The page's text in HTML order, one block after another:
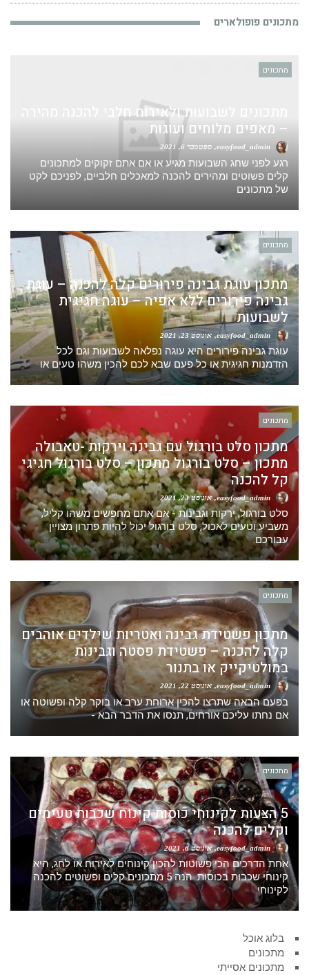
מתכונים פופולארים
מתכונים
מתכונים לשבועות ולאירוח חלבי להכנה מהירה
– מאפים מלוחים ועוגות
ספטמבר 6, 2021
רגע לפני שחג השבועות מגיע או אם אתם זקוקים למתכונים
קלים פשוטים ומהירים להכנה למאכלים חלביים, לפניכם לקט
של מתכונים
מתכונים
מתכון עוגת גבינה פירורים קלה להכנה – עוגת
גבינה פירורים ללא אפיה – עוגה חגיגית
לשבועות
אוגוסט 23, 2021
עוגת גבינה פירורים היא עוגה נפלאה לשבועות וגם לכל
הזדמנות חגיגית או כל פעם שבא לכם להכין משהו טעים או
מתכונים
מתכון סלט בורגול עם גבינה וירקות -טאבולה
מתכון – סלט בורגול מתכון – סלט בורגול חגיגי
קל להכנה
אוגוסט 23, 2021
סלט בורגול, ירקות וגבינות - אם אתם מחפשים משהו קליל,
משביע וטעים לאכול, סלט בורגול יכול להיות פתרון מצויין
עבורכם.
מתכונים
מתכון פשטידת גבינה ואטריות שילדים אוהבים
קלה להכנה – פשטידת פסטה וגבינות
במולטיקייק או בתנור
אוגוסט 22, 2021
בפעם הבאה שתרצו להכין ארוחת ערב או בוקר קלה ופשוטה או
אם נחתו עליכם אורחים, תנסו את הדבר הבא -
מתכונים
5 הצעות לקינוחי כוסות קינוח שכבות טעימים
וקלים להכנה
easyfood_admin אוגוסט 6, 2021
אחת הדרכים הכי פשוטות להכין קינוחים לאירוח או לחג, היא
קינוחי שכבות בכוסות. הנה 5 מתכונים קלים ופשוטים להכנה
לקינוחי
בלוג אוכל
מתכונים
מתכונים אסייתי